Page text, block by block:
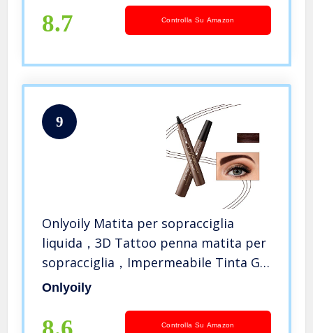
Sopracciglia Liquida Naturale
8.7 Controlla Su Amazon
9
Onlyoily Matita per sopracciglia
liquida，3D Tattoo penna matita per
sopracciglia，Impermeabile Tinta Gel
per Inchiostro con quattro punte,
Onlyoily
Controlla Su Amazon